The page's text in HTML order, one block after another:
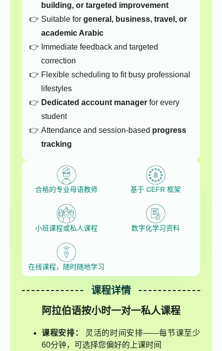
building, or targeted improvement
Suitable for general, business, travel, or
academic Arabic
Immediate feedback and targeted
correction
Flexible scheduling to fit busy professional
lifestyles
Dedicated account managerfor every
student
Attendance and session-based progress
tracking
合格的专业母语教师 基于 CEFR 框架
小班课程或私人课程 数字化学习资料
在线课程，随时随地学习
课程详情
阿拉伯语按小时一对一私人课程
课程安排：
灵活的时间安排——每节课至少
60分钟，可选择您偏好的上课时间